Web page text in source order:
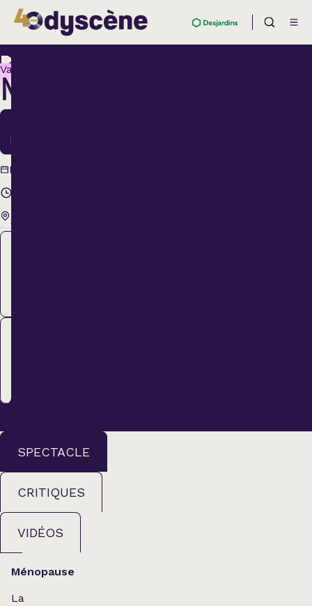
Variété
MÉNOPAUSE
Mars
Dimanche
Groulx
SPECTACLE
CRITIQUES
VIDÉOS
Ménopause
La